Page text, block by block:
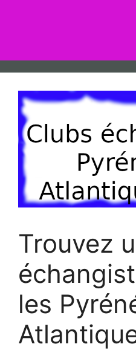
Trouvez
les